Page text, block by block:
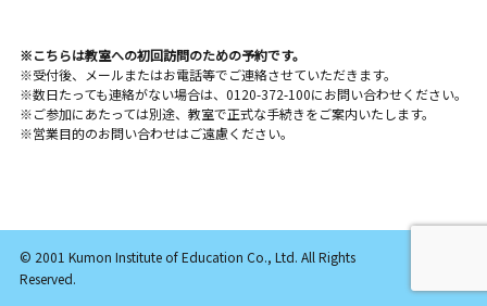
※こちらは教室への初回訪問のための予約です。
※受付後、メールまたはお電話等でご連絡させていただきます。
※数日たっても連絡がない場合は、0120-372-100にお問い合わせください。
※ご参加にあたっては別途、教室で正式な手続きをご案内いたします。
※営業目的のお問い合わせはご遠慮ください。
© 2001 Kumon Institute of Education Co., Ltd. All Rights
Reserved.